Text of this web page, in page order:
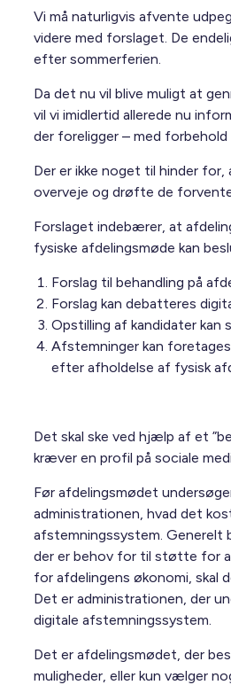
Vi må naturligvis afvente
videre med forslaget. De
efter sommerferien.
Da det nu vil blive muligt at
vil vi imidlertid allerede nu
der foreligger – med
Der er ikke noget til hinder
overveje og drøfte de
Forslaget indebærer, at
fysiske afdelingsmøde kan
Forslag til behandling på
Forslag kan debatteres
Opstilling af kandidater kan
Afstemninger kan
efter afholdelse af fysisk
Det skal ske ved hjælp af et
kræver en profil på sociale
Før afdelingsmødet
administrationen, hvad det
afstemningssystem. Generelt
der er behov for til støtte for
for afdelingens økonomi, skal
Det er administrationen, der
digitale afstemningssystem.
Det er afdelingsmødet, der
muligheder, eller kun vælger